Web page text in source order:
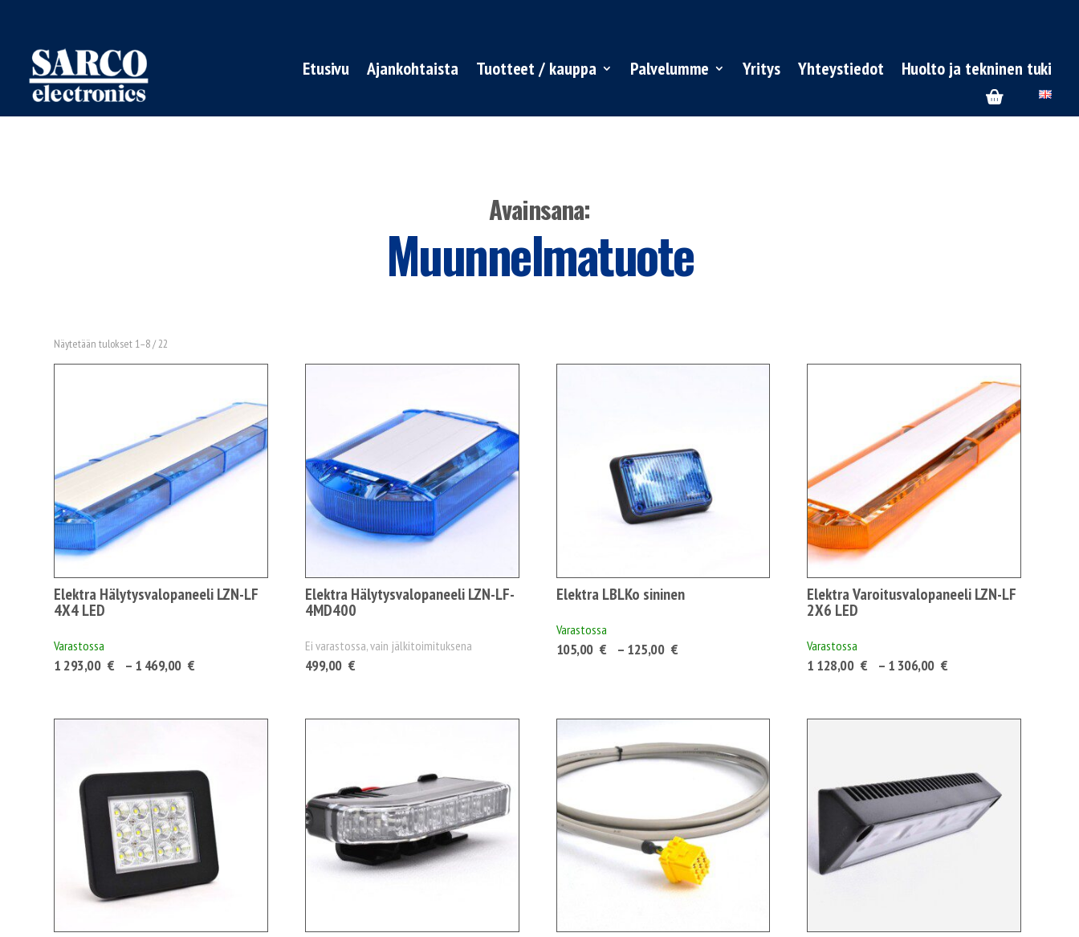
Etusivu Ajankohtaista Tuotteet / kauppa Palvelumme Yritys Yhteystiedot Huolto ja tekninen tuki
Avainsana:
Muunnelmatuote
Näytetään tulokset 1–8 / 22
Elektra Hälytysvalopaneeli LZN-LF
4X4 LED
Varastossa
1 293,00 € – 1 469,00 €
-
Elektra Hälytysvalopaneeli LZN-LF-
4MD400
Ei varastossa, vain jälkitoimituksena
499,00 €
Elektra LBLKo sininen
Varastossa
105,00 € – 125,00 €
Elektra Varoitusvalopaneeli LZN-LF
2X6 LED
Varastossa
1 128,00 € – 1 306,00 €
-